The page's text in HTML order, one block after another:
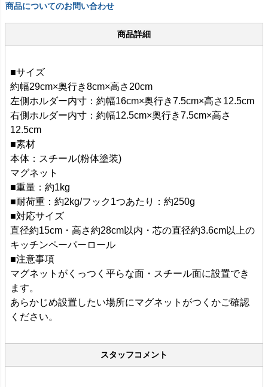
商品についてのお問い合わせ
商品詳細
■サイズ
約幅29cm×奥行き8cm×高さ20cm
左側ホルダー内寸：約幅16cm×奥行き7.5cm×高さ12.5cm
右側ホルダー内寸：約幅12.5cm×奥行き7.5cm×高さ
12.5cm
■素材
本体：スチール(粉体塗装)
マグネット
■重量：約1kg
■耐荷重：約2kg/フック1つあたり：約250g
■対応サイズ
直径約15cm・高さ約28cm以内・芯の直径約3.6cm以上の
キッチンペーパーロール
■注意事項
マグネットがくっつく平らな面・スチール面に設置でき
ます。
あらかじめ設置したい場所にマグネットがつくかご確認
ください。
スタッフコメント